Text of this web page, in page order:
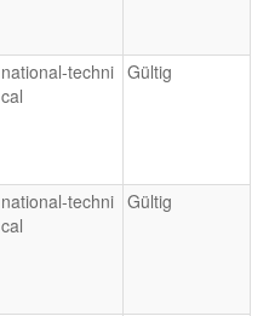
national-techni
cal
Gültig
national-techni
cal
Gültig